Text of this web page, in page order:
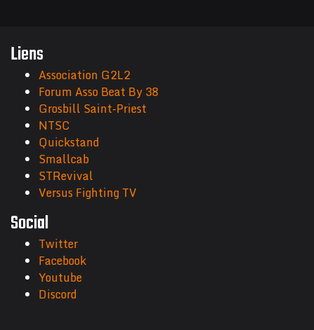
Liens
Association G2L2
Forum Asso Beat By 38
Grosbill Saint-Priest
NTSC
Quickstand
Smallcab
STRevival
Versus Fighting TV
Social
Twitter
Facebook
Youtube
Discord